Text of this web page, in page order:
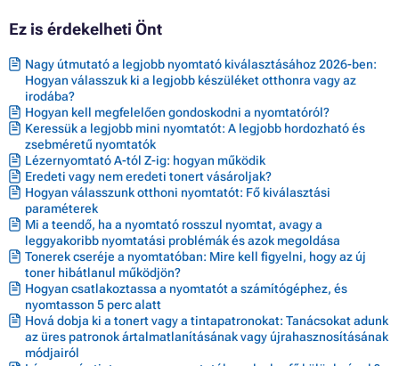
Ez is érdekelheti Önt
Nagy útmutató a legjobb nyomtató kiválasztásához 2026-ben:
Hogyan válasszuk ki a legjobb készüléket otthonra vagy az
irodába?
Hogyan kell megfelelően gondoskodni a nyomtatóról?
Keressük a legjobb mini nyomtatót: A legjobb hordozható és
zsebméretű nyomtatók
Lézernyomtató A-tól Z-ig: hogyan működik
Eredeti vagy nem eredeti tonert vásároljak?
Hogyan válasszunk otthoni nyomtatót: Fő kiválasztási
paraméterek
Mi a teendő, ha a nyomtató rosszul nyomtat, avagy a
leggyakoribb nyomtatási problémák és azok megoldása
Tonerek cseréje a nyomtatóban: Mire kell figyelni, hogy az új
toner hibátlanul működjön?
Hogyan csatlakoztassa a nyomtatót a számítógéphez, és
nyomtasson 5 perc alatt
Hová dobja ki a tonert vagy a tintapatronokat: Tanácsokat adunk
az üres patronok ártalmatlanításának vagy újrahasznosításának
módjairól